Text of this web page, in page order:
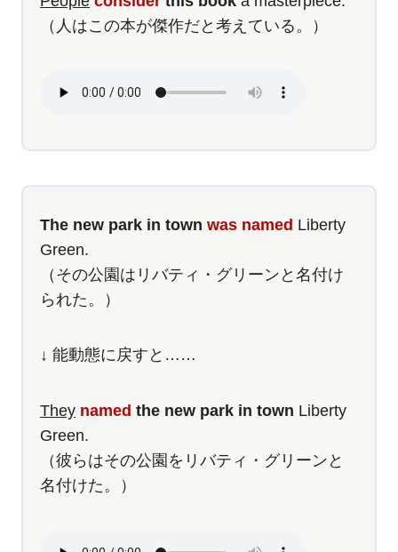
（人はこの本が傑作だと考えている。）
The new park in town was named Liberty
Green.
（その公園はリバティ・グリーンと名付け
られた。）
↓ 能動態に戻すと……
They named the new park in town Liberty
Green.
（彼らはその公園をリバティ・グリーンと
名付けた。）